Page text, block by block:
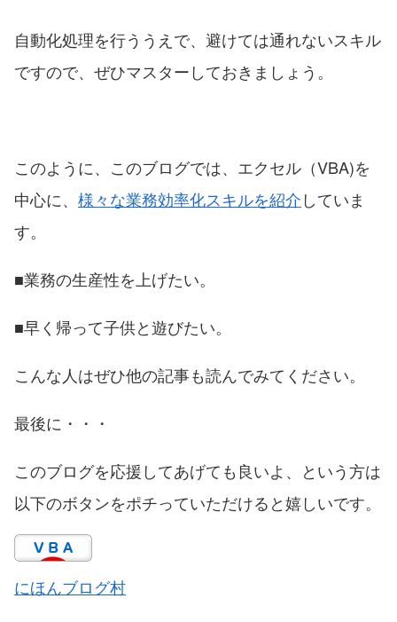
自動化処理を行ううえで、避けては通れないスキル
ですので、ぜひマスターしておきましょう。
このように、このブログでは、エクセル（VBA)を
中心に、 様々な業務効率化スキルを紹介していま
す。
■業務の生産性を上げたい。
■早く帰って子供と遊びたい。
こんな人はぜひ他の記事も読んでみてください。
最後に・・・
このブログを応援してあげても良いよ、という方は
以下のボタンをポチっていただけると嬉しいです。
にほんブログ村